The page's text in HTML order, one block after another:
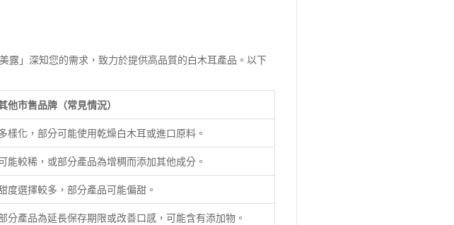
露」深知您的需求，致力於提供高品質的白木耳產品。以下
他市售品牌（常見情況）
樣化，部分可能使用乾燥白木耳或進口原料。
能較稀，或部分產品為增稠而添加其他成分。
度選擇較多，部分產品可能偏甜。
分產品為延長保存期限或改善口感，可能含有添加物。